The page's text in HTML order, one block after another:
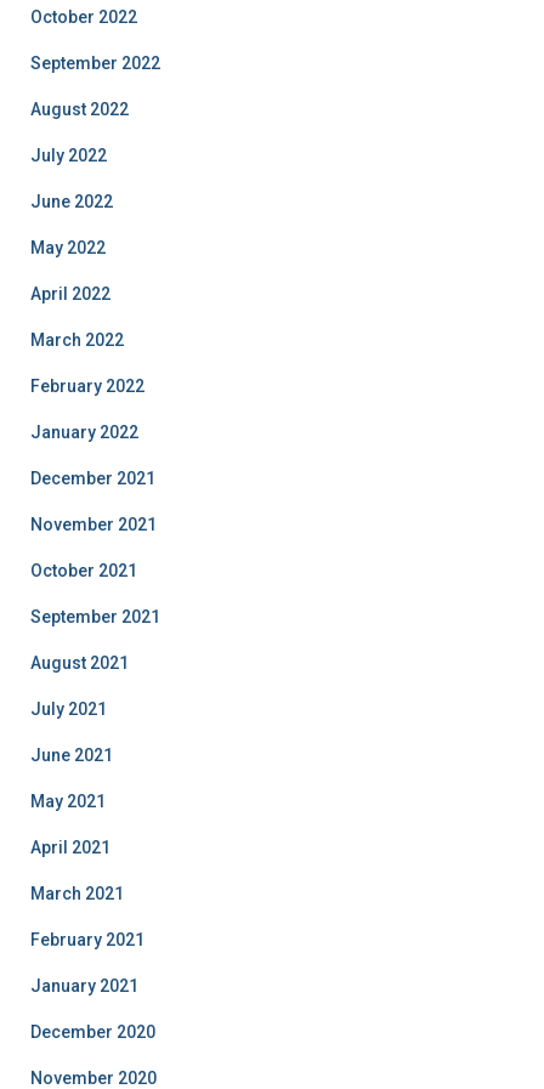
October 2022
September 2022
August 2022
July 2022
June 2022
May 2022
April 2022
March 2022
February 2022
January 2022
December 2021
November 2021
October 2021
September 2021
August 2021
July 2021
June 2021
May 2021
April 2021
March 2021
February 2021
January 2021
December 2020
November 2020